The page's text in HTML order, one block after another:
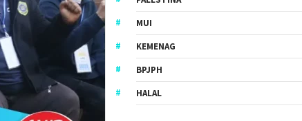
MUI
KEMENAG
BPJPH
HALAL